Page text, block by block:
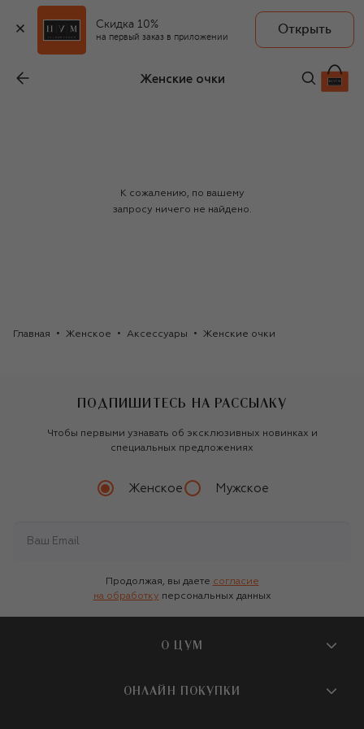
Скидка 10%
на первый заказ в приложении
Открыть
Женские очки
К сожалению, по вашему
запросу ничего не найдено.
Главная Женское Аксессуары Женские очки
ПОДПИШИТЕСЬ НА РАССЫЛКУ
Чтобы первыми узнавать об эксклюзивных новинках и
специальных предложениях
Женское Мужское
Продолжая, вы даете согласие
на обработку персональных данных
О ЦУМ
О магазине
ОНЛАЙН ПОКУПКИ